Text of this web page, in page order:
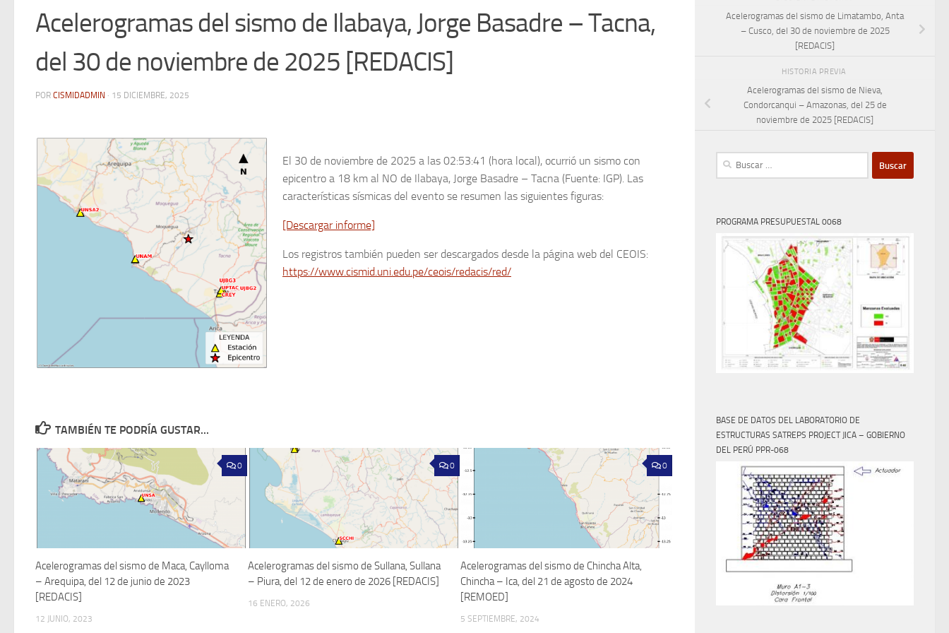
Acelerogramas del sismo de Ilabaya, Jorge Basadre – Tacna,
del 30 de noviembre de 2025 [REDACIS]
POR CISMIDADMIN · 15 DICIEMBRE, 2025
El 30 de noviembre de 2025 a las 02:53:41 (hora local), ocurrió un sismo con
epicentro a 18 km al NO de Ilabaya, Jorge Basadre – Tacna (Fuente: IGP). Las
características sísmicas del evento se resumen las siguientes figuras:
[Descargar informe]
Los registros también pueden ser descargados desde la página web del CEOIS:
https://www.cismid.uni.edu.pe/ceois/redacis/red/
TAMBIÉN TE PODRÍA GUSTAR...
0
Acelerogramas del sismo de Maca, Caylloma
– Arequipa, del 12 de junio de 2023
[REDACIS]
12 JUNIO, 2023
0
Acelerogramas del sismo de Sullana, Sullana
– Piura, del 12 de enero de 2026 [REDACIS]
16 ENERO, 2026
0
Acelerogramas del sismo de Chincha Alta,
Chincha – Ica, del 21 de agosto de 2024
[REMOED]
5 SEPTIEMBRE, 2024
Acelerogramas del sismo de Limatambo, Anta
– Cusco, del 30 de noviembre de 2025
[REDACIS]
HISTORIA PREVIA
Acelerogramas del sismo de Nieva,
Condorcanqui – Amazonas, del 25 de
noviembre de 2025 [REDACIS]
Buscar:
PROGRAMA PRESUPUESTAL 0068
BASE DE DATOS DEL LABORATORIO DE
ESTRUCTURAS SATREPS PROJECT JICA – GOBIERNO
DEL PERÚ PPR-068